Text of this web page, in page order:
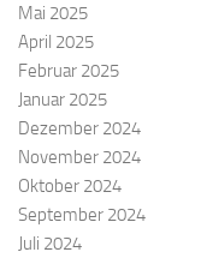
Mai 2025
April 2025
Februar 2025
Januar 2025
Dezember 2024
November 2024
Oktober 2024
September 2024
Juli 2024